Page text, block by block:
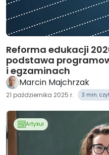
Reforma edukacji
podstawa
i egzaminach
Marcin Majchrzak
21 października 2025 r. 3 min.
Artykuł